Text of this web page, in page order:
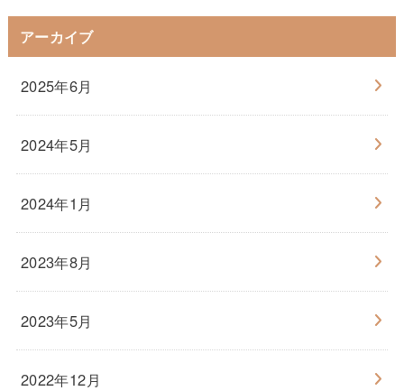
アーカイブ
2025年6月
2024年5月
2024年1月
2023年8月
2023年5月
2022年12月